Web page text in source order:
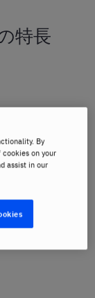
特長
る演習型
アウトプッ
て進行し、
に変わりま
By
on your
assist in our